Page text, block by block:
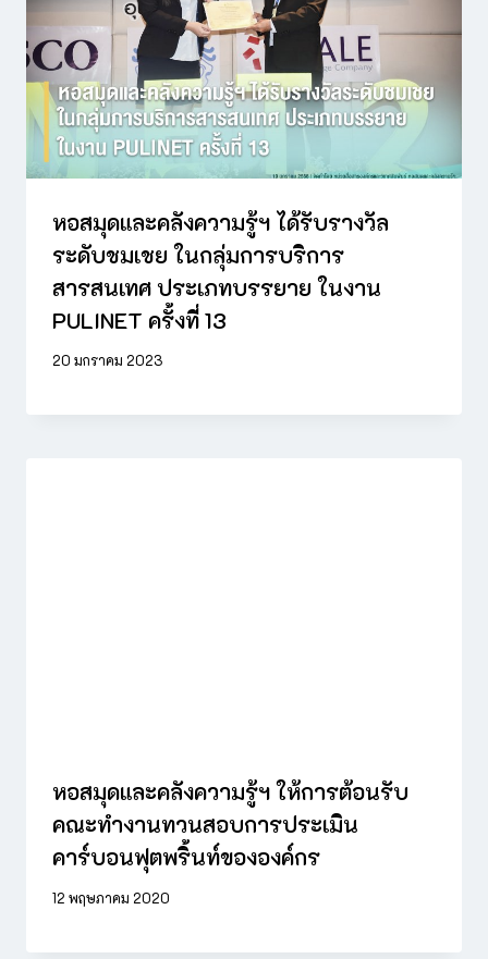
หอสมุดและคลังความรู้ฯ ได้รับรางวัล
ระดับชมเชย ในกลุ่มการบริการ
สารสนเทศ ประเภทบรรยาย ในงาน
PULINET ครั้งที่ 13
20 มกราคม 2023
หอสมุดและคลังความรู้ฯ ให้การต้อนรับ
คณะทำงานทวนสอบการประเมิน
คาร์บอนฟุตพริ้นท์ขององค์กร
12 พฤษภาคม 2020